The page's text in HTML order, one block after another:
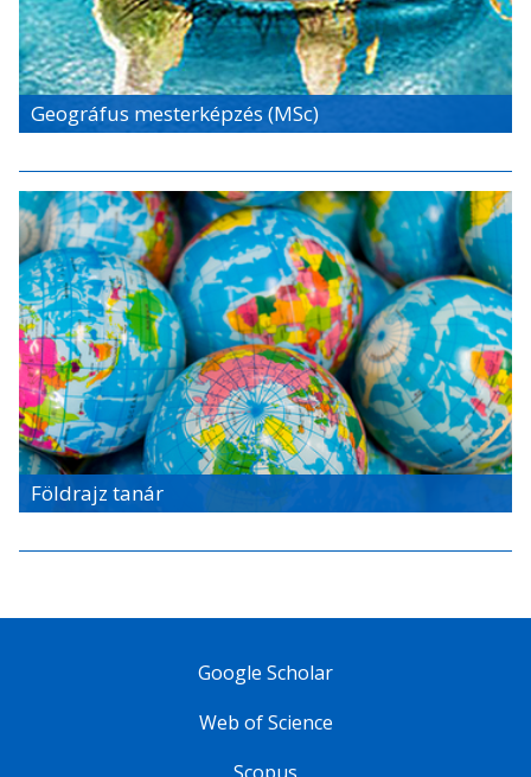
Geográfus mesterképzés (MSc)
Földrajz tanár
Google Scholar
Web of Science